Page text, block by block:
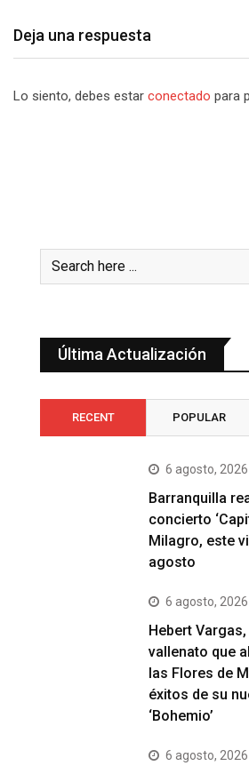
Deja una respuesta
Lo siento, debes estar conectado para
Última Actualización
RECENT POPULAR
6 agosto, 2026
Barranquilla
concierto
Milagro, este
agosto
6 agosto, 2026
Hebert
vallenato que
las Flores de
éxitos de su
‘Bohemio’
6 agosto, 2026